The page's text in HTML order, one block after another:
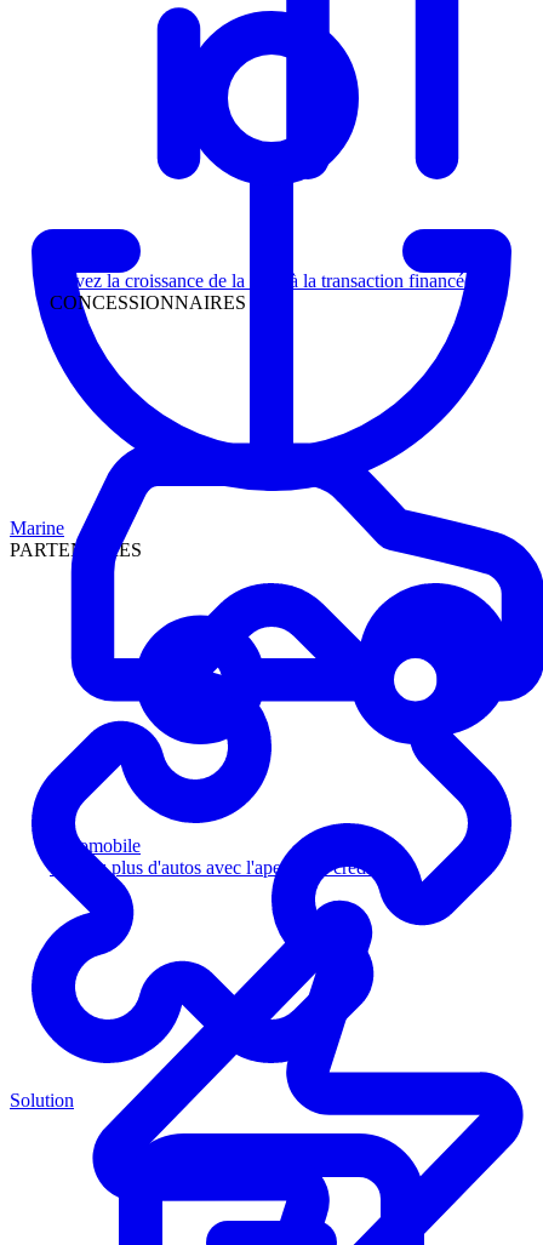
Suivez la croissance de la piste à la transaction financée
CONCESSIONNAIRES
Automobile
Vendez plus d'autos avec l'aperçu de crédit
Marine
PARTENAIRES
Solution